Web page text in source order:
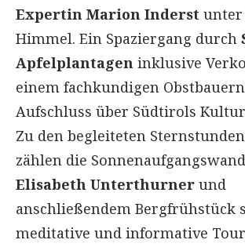
Expertin Marion Inderst
Himmel. Ein Spaziergang durch
Apfelplantagen inklusive
einem fachkundigen
Aufschluss über Südtirols
Zu den begleiteten
zählen die
Elisabeth Unterthurner und
anschließendem Bergfrühstück
meditative und informative